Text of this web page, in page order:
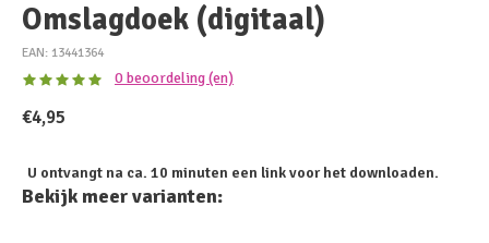
Omslagdoek (digitaal)
EAN: 13441364
0 beoordeling (en)
€4,95
U ontvangt na ca. 10 minuten een link voor het downloaden.
Bekijk meer varianten: